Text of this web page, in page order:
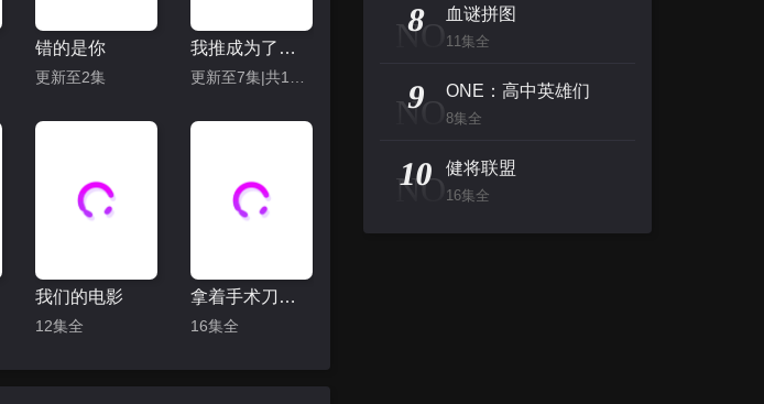
错的是你
更新至2集
我推成为了上司 第二季
我们的电影
12集全
拿着手术刀的猎人
16集全
NO
8 血谜拼图
11集全
NO
9 ONE：高中英雄们
8集全
NO
10 健将联盟
16集全